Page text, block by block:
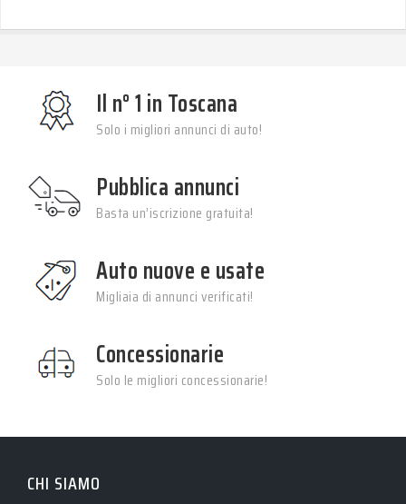
Il n° 1 in Toscana
Solo i migliori annunci di auto!
Pubblica annunci
Basta un’iscrizione gratuita!
Auto nuove e usate
Migliaia di annunci verificati!
Concessionarie
Solo le migliori concessionarie!
CHI SIAMO